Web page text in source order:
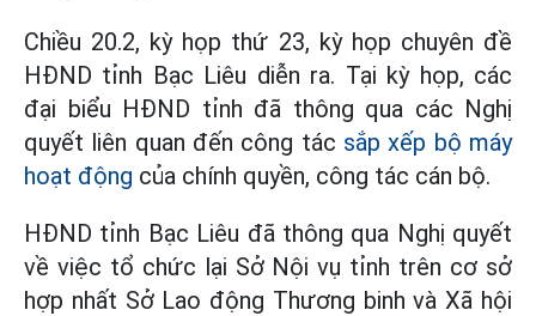
Chiều 20.2, kỳ họp thứ 23, kỳ họp chuyên đề
HĐND tỉnh Bạc Liêu diễn ra. Tại kỳ họp, các
đại biểu HĐND tỉnh đã thông qua các Nghị
quyết liên quan đến công tác sắp xếp bộ máy
hoạt động của chính quyền, công tác cán bộ.
HĐND tỉnh Bạc Liêu đã thông qua Nghị quyết
về việc tổ chức lại Sở Nội vụ tỉnh trên cơ sở
hợp nhất Sở Lao động Thương binh và Xã hội